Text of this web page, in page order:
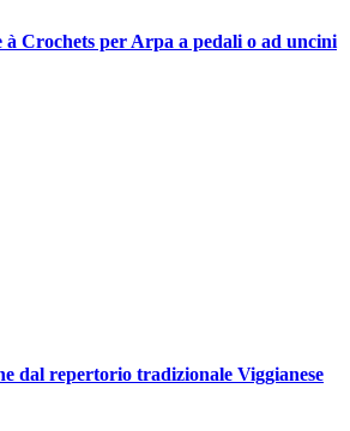
Crochets per Arpa a pedali o ad uncini
dal repertorio tradizionale Viggianese